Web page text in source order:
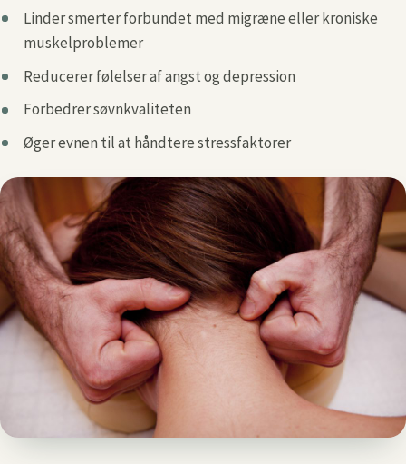
Linder smerter forbundet med migræne eller kroniske
muskelproblemer
Reducerer følelser af angst og depression
Forbedrer søvnkvaliteten
Øger evnen til at håndtere stressfaktorer